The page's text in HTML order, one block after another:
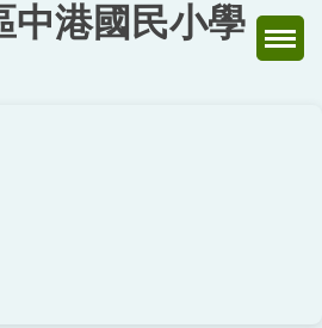
中港國民小學